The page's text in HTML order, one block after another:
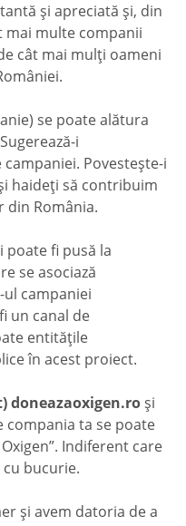
și apreciată și, din
mai multe companii
cât mai mulți oameni
se poate alătura
i
Povestește-i
haideți să contribuim
din România.
poate fi pusă la
se asociază
campaniei
un canal de
entitățile
în acest proiect.
doneazaoxigen.roși
compania ta se poate
Indiferent care
bucurie.
și avem datoria de a